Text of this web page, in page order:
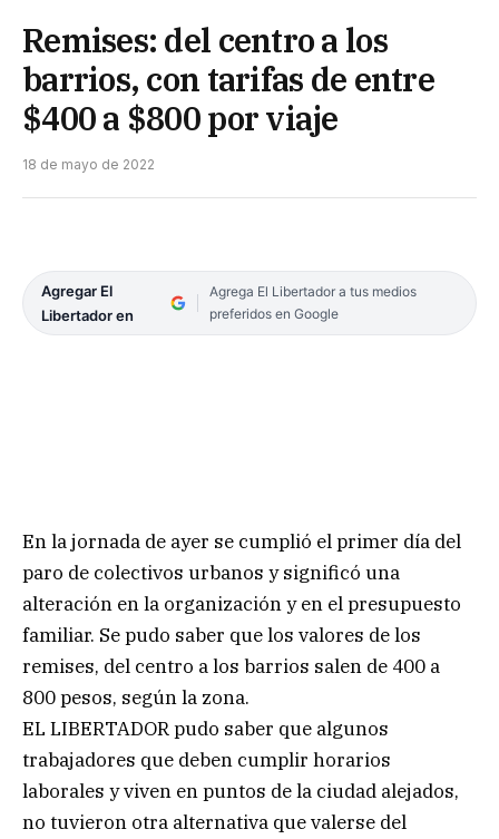
Remises: del centro a los
barrios, con tarifas de entre
$400 a $800 por viaje
18 de mayo de 2022
Agregar El
Libertador en
Agrega El Libertador a tus medios
preferidos en Google
En la jornada de ayer se cumplió el primer día del
paro de colectivos urbanos y significó una
alteración en la organización y en el presupuesto
familiar. Se pudo saber que los valores de los
remises, del centro a los barrios salen de 400 a
800 pesos, según la zona.
EL LIBERTADOR pudo saber que algunos
trabajadores que deben cumplir horarios
laborales y viven en puntos de la ciudad alejados,
no tuvieron otra alternativa que valerse del